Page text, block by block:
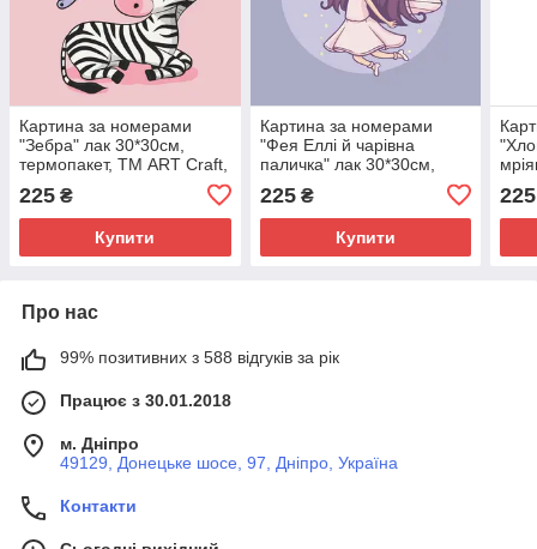
Картина за номерами
"Зебра" лак 30*30см,
термопакет, ТМ ART Craft,
225 ₴
Купити
Картина за номерами
"Фея Еллі й чарівна
паличка" лак 30*30см,
термопакет, ТМ ART Craft,
Україна
225₴
Купити
225
Про нас
99% позитивних з 588 відгуків за рік
Працює з 30.01.2018
м. Дніпро
49129, Донецьке шосе, 97, Дніпро, Україна
Контакти